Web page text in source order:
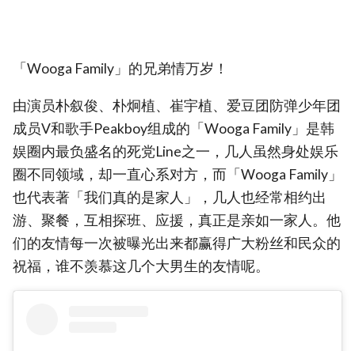
「Wooga Family」的兄弟情万岁！
由演员朴叙俊、朴炯植、崔宇植、爱豆团防弹少年团
成员V和歌手Peakboy组成的「Wooga Family」是韩
娱圈内最负盛名的死党Line之一，几人虽然身处娱乐
圈不同领域，却一直心系对方，而「Wooga Family」
也代表著「我们真的是家人」，几人也经常相约出
游、聚餐，互相探班、应援，真正是亲如一家人。他
们的友情每一次被曝光出来都赢得广大粉丝和民众的
祝福，谁不羡慕这几个大男生的友情呢。